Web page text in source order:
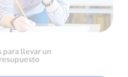
para llevar un